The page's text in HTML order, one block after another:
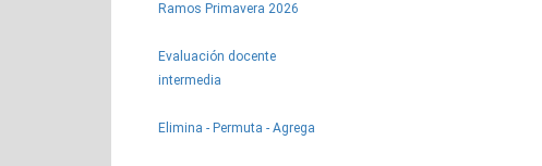
Ramos Primavera 2026
Evaluación docente
intermedia
Elimina - Permuta - Agrega